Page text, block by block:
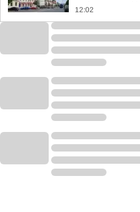
12:02